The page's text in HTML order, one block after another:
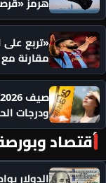
«تربع
مقارنة
ودرجات
أقتصاد
الدولار